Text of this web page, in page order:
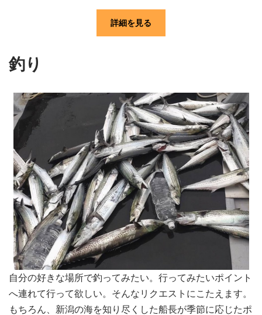
詳細を見る
釣り
自分の好きな場所で釣ってみたい。行ってみたいポイント
へ連れて行って欲しい。そんなリクエストにこたえます。
もちろん、新潟の海を知り尽くした船長が季節に応じたポ